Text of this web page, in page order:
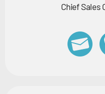
Chief Sales